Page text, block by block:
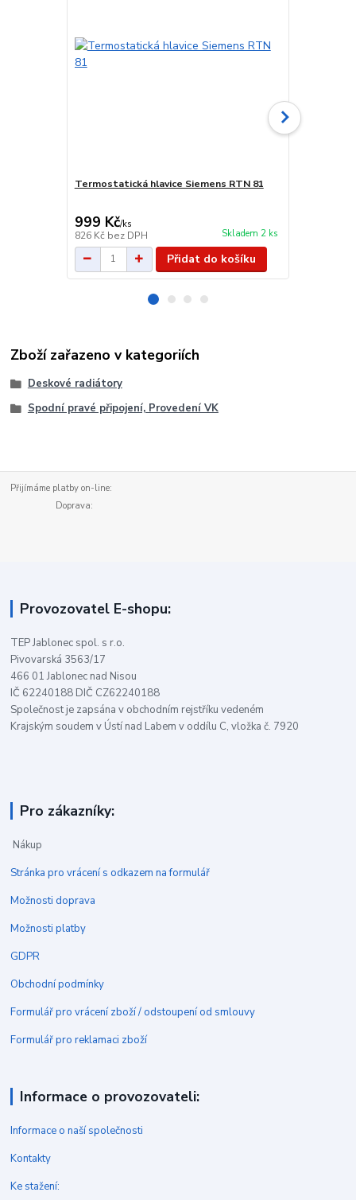
Termostatická hlavice Siemens RTN 81
999 Kč/ks
826 Kč bez DPH Skladem 2 ks
Přidat do košíku
Zboží zařazeno v kategoriích
Deskové radiátory
Spodní pravé připojení, Provedení VK
Přijímáme platby on-line:
Doprava:
Provozovatel E-shopu:
TEP Jablonec spol. s r.o.
Pivovarská 3563/17
466 01 Jablonec nad Nisou
IČ 62240188 DIČ CZ62240188
Společnost je zapsána v obchodním rejstříku vedeném
Krajským soudem v Ústí nad Labem v oddílu C, vložka č. 7920
Pro zákazníky:
Nákup
Stránka pro vrácení s odkazem na formulář
Možnosti doprava
Možnosti platby
GDPR
Obchodní podmínky
Formulář pro vrácení zboží / odstoupení od smlouvy
Formulář pro reklamaci zboží
Informace o provozovateli:
Informace o naší společnosti
Kontakty
Ke stažení: